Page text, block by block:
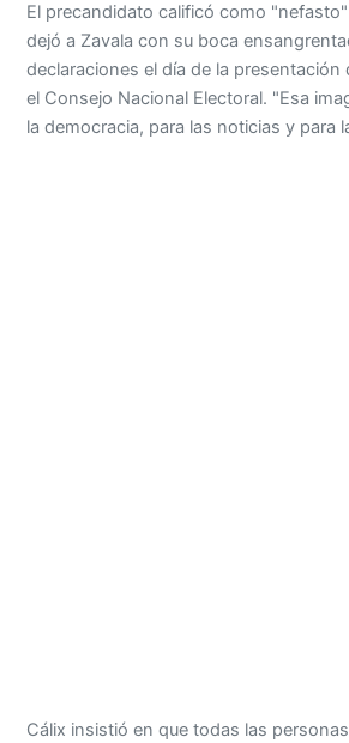
El precandidato calificó como
dejó a Zavala con su boca
declaraciones el día de la presentación
el Consejo Nacional Electoral. "Esa
la democracia, para las noticias y para
Cálix insistió en que todas las